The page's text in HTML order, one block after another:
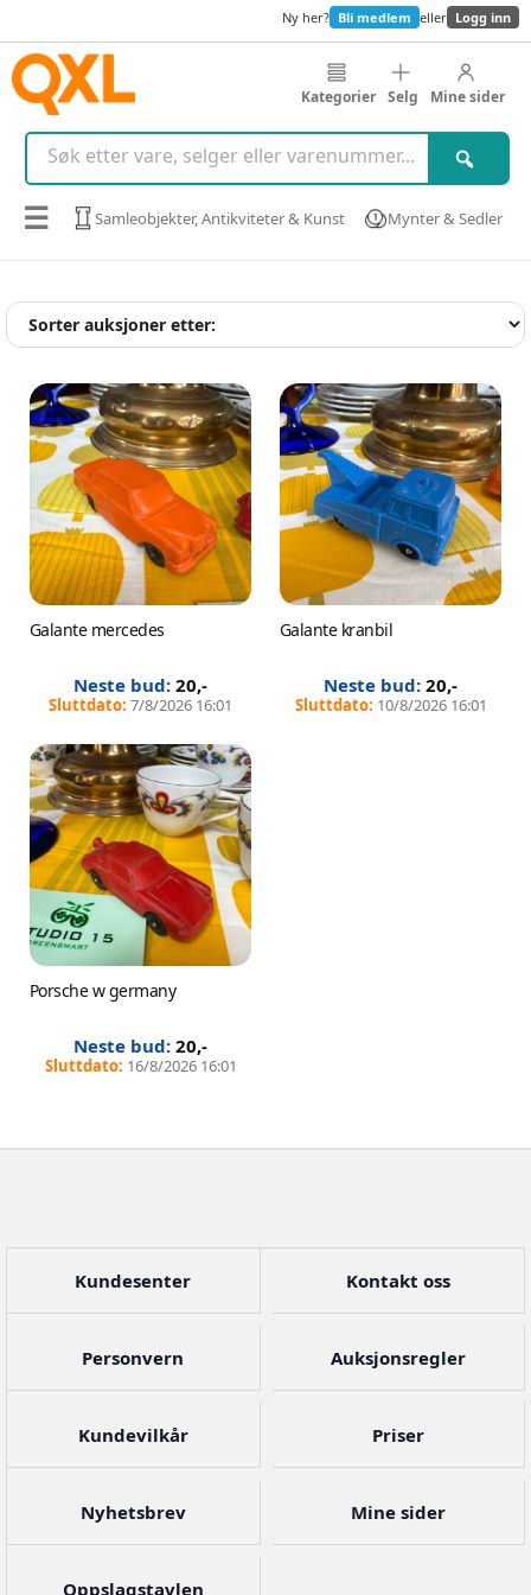
Ny her? Bli medlem eller Logg inn
Kategorier Selg Mine sider
☰ Samleobjekter, Antikviteter & Kunst Mynter & Sedler
Galante mercedes
7/8/2026 16:01
20,-
Galante kranbil
10/8/2026 16:01
20,-
Porsche w germany
16/8/2026 16:01
20,-
Kundesenter Kontakt oss
Personvern Auksjonsregler
Kundevilkår Priser
Nyhetsbrev Mine sider
Oppslagstavlen